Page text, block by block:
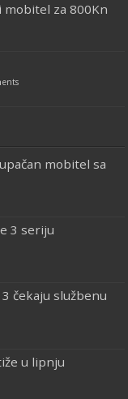
mobitel za 800Kn
mobitel sa
3 seriju
čekaju službenu
u lipnju